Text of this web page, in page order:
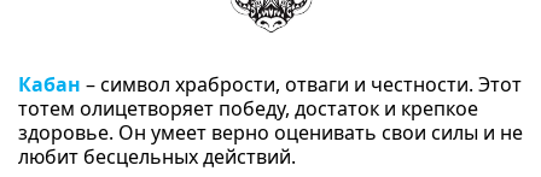
Кабан – символ храбрости, отваги и честности. Этот
тотем олицетворяет победу, достаток и крепкое
здоровье. Он умеет верно оценивать свои силы и не
любит бесцельных действий.